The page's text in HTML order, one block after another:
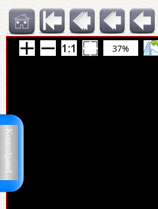
Kontrolpanel
37%